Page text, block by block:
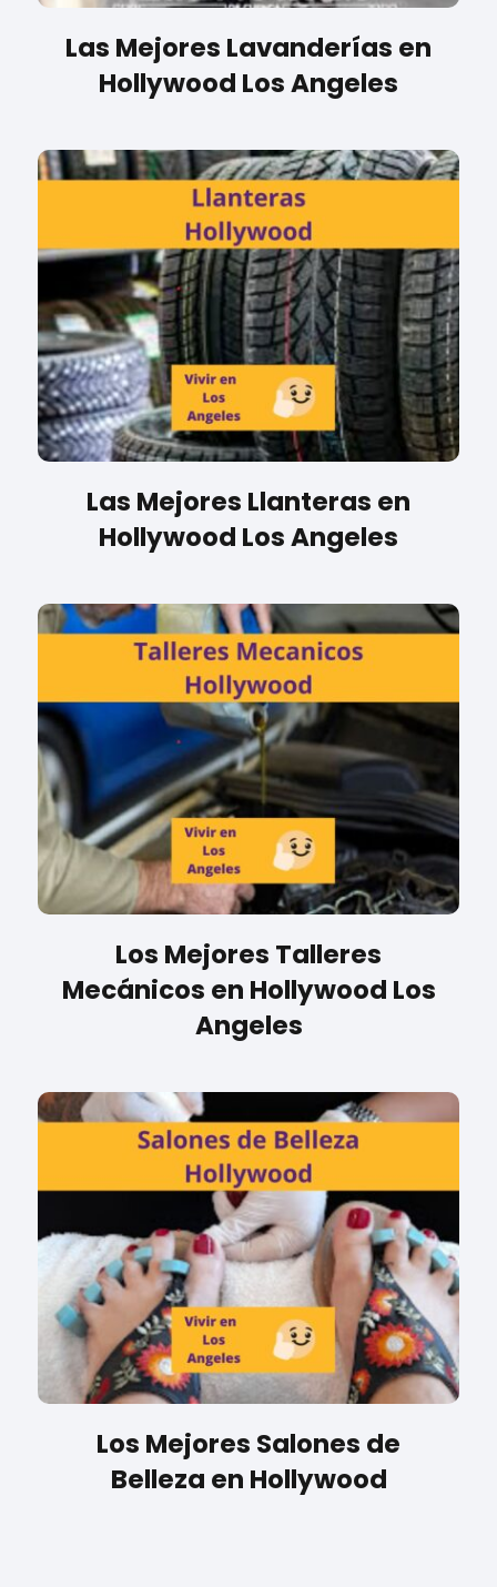
Las Mejores Lavanderías en
Hollywood Los Angeles
Las Mejores Llanteras en
Hollywood Los Angeles
Los Mejores Talleres
Mecánicos en Hollywood Los
Angeles
Los Mejores Salones de
Belleza en Hollywood